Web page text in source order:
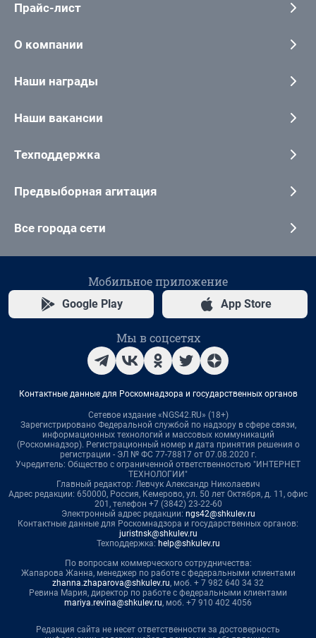
Прайс-лист
О компании
Наши награды
Наши вакансии
Техподдержка
Предвыборная агитация
Все города сети
Мобильное приложение
Google Play App Store
Мы в соцсетях
Контактные данные для Роскомнадзора и государственных органов
Сетевое издание «NGS42.RU» (18+)
Зарегистрировано Федеральной службой по надзору в сфере связи,
информационных технологий и массовых коммуникаций
(Роскомнадзор). Регистрационный номер и дата принятия решения о
регистрации - ЭЛ № ФС 77-78817 от 07.08.2020 г.
Учредитель: Общество с ограниченной ответственностью "ИНТЕРНЕТ
ТЕХНОЛОГИИ"
Главный редактор: Левчук Александр Николаевич
Адрес редакции: 650000, Россия, Кемерово, ул. 50 лет Октября, д. 11, офис
201, телефон +7 (3842) 23-22-60
Электронный адрес редакции: ngs42@shkulev.ru
Контактные данные для Роскомнадзора и государственных органов:
juristnsk@shkulev.ru
Техподдержка: help@shkulev.ru
По вопросам коммерческого сотрудничества:
Жапарова Жанна, менеджер по работе с федеральными клиентами
zhanna.zhaparova@shkulev.ru, моб. + 7 982 640 34 32
Ревина Мария, директор по работе с федеральными клиентами
mariya.revina@shkulev.ru, моб. +7 910 402 4056
Редакция сайта не несет ответственности за достоверность